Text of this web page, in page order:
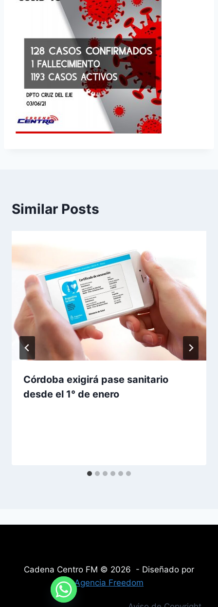
Similar Posts
Córdoba exigirá pase sanitario
desde el 1° de enero
Cadena Centro FM © 2026 - Diseñado por
Agencia Freedom